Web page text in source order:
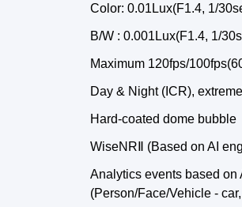
Color: 0.01Lux(F1.4, 1/
B/W : 0.001Lux(F1.4, 1/
Maximum 120fps/
Day & Night (ICR),
Hard-coated dome bubble
WiseNR (Based on AI
Analytics events based on
(Person/Face/Vehicle -